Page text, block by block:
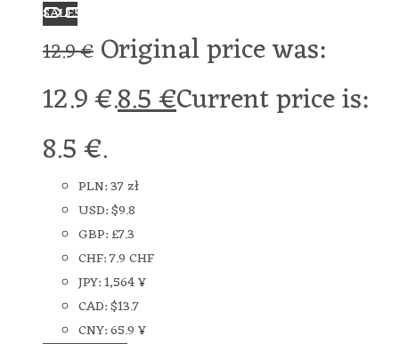
SALE!
12.9€ Original price was:
12.9 €.8.5€Current price is:
8.5 €.
PLN:37 zł
USD:$9.8
GBP:£7.3
CHF:7.9 CHF
JPY:1,564 ¥
CAD:$13.7
CNY:65.9 ¥